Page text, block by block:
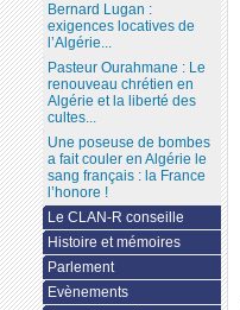
Bernard Lugan :
exigences locatives de
l’Algérie...
Pasteur Ourahmane : Le
renouveau chrétien en
Algérie et la liberté des
cultes...
Une poseuse de bombes
a fait couler en Algérie le
sang français : la France
l’honore !
Le CLAN-R conseille
Histoire et mémoires
Parlement
Evènements